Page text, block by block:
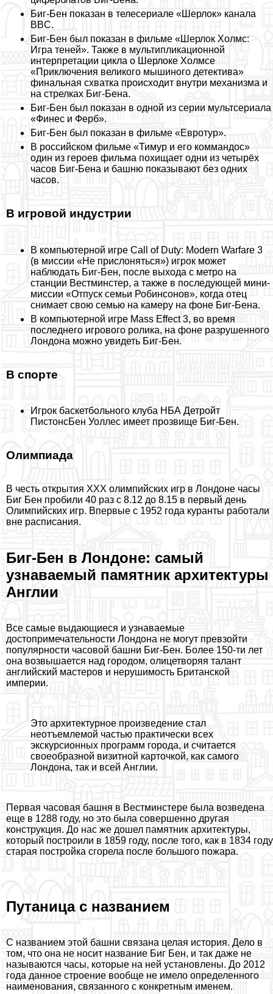
Биг-Бен показан в телесериале «Шерлок» канала
BBC.
Биг-Бен был показан в фильме «Шерлок Холмс:
Игра теней». Также в мультипликационной
интерпретации цикла о Шерлоке Холмсе
«Приключения великого мышиного детектива»
финальная схватка происходит внутри механизма и
на стрелках Биг-Бена.
Биг-Бен был показан в одной из серии мультсериала
«Финес и Ферб».
Биг-Бен был показан в фильме «Евротур».
В российском фильме «Тимур и его коммaндос»
один из героев фильма похищает одни из четырёх
часов Биг-Бена и башню показывают без одних
часов.
В игровой индустрии
В компьютерной игре Call of Duty: Modern Warfare 3
(в миссии «Не прислоняться») игрок может
наблюдать Биг-Бен, после выхода с метро на
станции Вестминстер, а также в последующей мини-
миссии «Отпуск семьи Робинсонов», когда отец
снимает свою семью на камеру на фоне Биг-Бена.
В компьютерной игре Mass Effect 3, во время
последнего игрового ролика, на фоне разрушенного
Лондона можно увидеть Биг-Бен.
В спорте
Игрок баскетбольного клуба НБА Детройт
ПистонсБен Уоллес имеет прозвище Биг-Бен.
Олимпиада
В честь открытия XXX олимпийских игр в Лондоне часы
Биг Бен пробили 40 раз с 8.12 до 8.15 в первый день
Олимпийских игр. Впервые с 1952 года куранты работали
вне расписания.
Биг-Бен в Лондоне: самый
узнаваемый памятник архитектуры
Англии
Все самые выдающиеся и узнаваемые
достопримечательности Лондона не могут превзойти
популярности часовой башни Биг-Бен. Более 150-ти лет
она возвышается над городом, олицетворяя талант
английский мастеров и нерушимость Британской
империи.
Это архитектурное произведение стал
неотъемлемой частью пpaктически всех
экскурсионных программ города, и считается
своеобразной визитной карточкой, как самого
Лондона, так и всей Англии.
Первая часовая башня в Вестминстере была возведена
еще в 1288 году, но это была совершенно другая
конструкция. До нас же дошел памятник архитектуры,
который построили в 1859 году, после того, как в 1834 году
старая постройка сгорела после большого пожара.
Пyтaница с названием
С названием этой башни связана целая история. Дело в
том, что она не носит название Биг Бен, и так даже не
называются часы, которые на ней установлены. До 2012
года данное строение вообще не имело определенного
наименования, связанного с конкретным именем.